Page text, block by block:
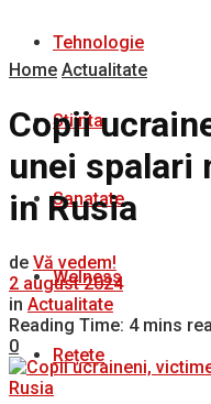
Tehnologie
Stiinta
Sanatate
Welness
Rețete
Home Actualitate
Copii
unei spalari
in Rusia
de Vă vedem!
2 august 2024
in Actualitate
Reading Time: 4 mins
0